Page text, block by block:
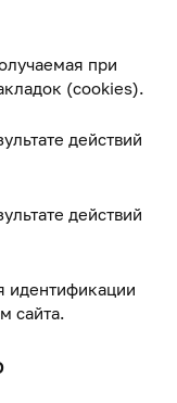
при
(cookies).
действий
действий
идентификации
сайта.